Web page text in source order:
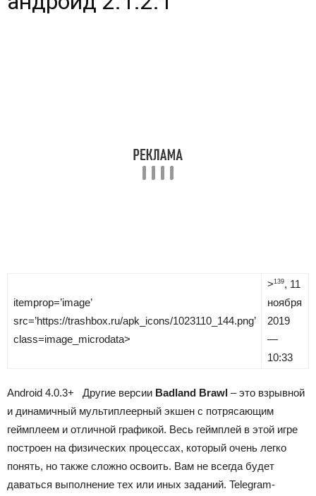
itemprop=’image’
src=’https://trashbox.ru/apk_icons/1023110_144.png’
class=image_microdata>
>139, 11
ноября
2019
—
10:33
Android 4.0.3+ Другие версии Badland Brawl – это взрывной
и динамичный мультиплеерный экшен с потрясающим
геймплеем и отличной графикой. Весь геймплей в этой игре
построен на физических процессах, который очень легко
понять, но также сложно освоить. Вам не всегда будет
даваться выполнение тех или иных заданий. Telegram-